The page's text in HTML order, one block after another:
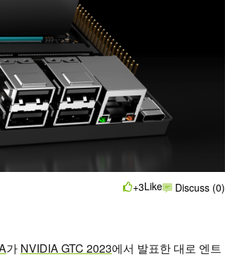
+3Like Discuss (0)
가 NVIDIA GTC 2023에서 발표한 대로 엔트